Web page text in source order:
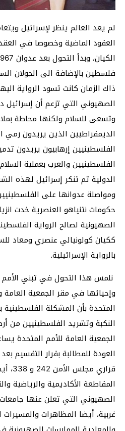
لم يعد العالم ينظر لإسرائيل
العقود الماضية وخصوصا في
فلسطين بالإضافة الى الجولان
ذاك الزمان كانت تسود الرواية
الصهيوني التي تزعم أن إسرائيل
وتسعى للسلام ولكنها محاطة
الديمقراطيين الذين يريدون رمي
الفلسطينيين إرهابيون يريدون
الفلسطينيين والعرب بعملية
الدولية ثم تنكر إسرائيل لهذه
ومواصلة عدوانها على
حكومات نتنياهو العنصرية خدت
الصهيونية لصالح الرواية
ككيان كولونيالي عنصري ومعاد
بالرواية الإسرائيلية.
نلمس هذا التحول في تبني الأمم
وإحيائها في مقر الجمعية العامة
النكبة وتشريد الفلسطينيين من
الجمعية العامة للأمم المتحدة
العودة للمطالبة بقرار
المقاطعة الأكاديمية والرياضية
الصهيوني التي تعلن عنها
غربية، أيضا المظاهرات